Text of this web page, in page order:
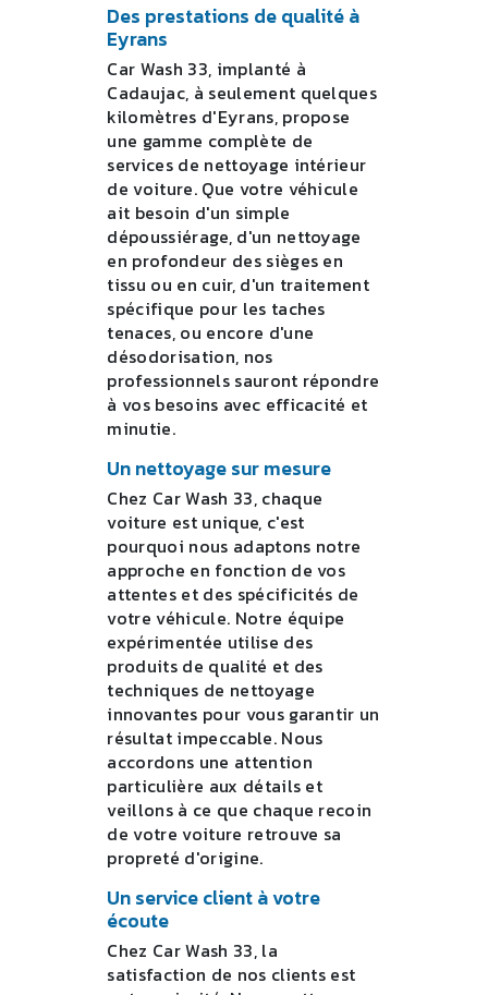
Des prestations de qualité à
Eyrans
Car Wash 33, implanté à
Cadaujac, à seulement quelques
kilomètres d'Eyrans, propose
une gamme complète de
services de nettoyage intérieur
de voiture. Que votre véhicule
ait besoin d'un simple
dépoussiérage, d'un nettoyage
en profondeur des sièges en
tissu ou en cuir, d'un traitement
spécifique pour les taches
tenaces, ou encore d'une
désodorisation, nos
professionnels sauront répondre
à vos besoins avec efficacité et
minutie.
Un nettoyage sur mesure
Chez Car Wash 33, chaque
voiture est unique, c'est
pourquoi nous adaptons notre
approche en fonction de vos
attentes et des spécificités de
votre véhicule. Notre équipe
expérimentée utilise des
produits de qualité et des
techniques de nettoyage
innovantes pour vous garantir un
résultat impeccable. Nous
accordons une attention
particulière aux détails et
veillons à ce que chaque recoin
de votre voiture retrouve sa
propreté d'origine.
Un service client à votre
écoute
Chez Car Wash 33, la
satisfaction de nos clients est